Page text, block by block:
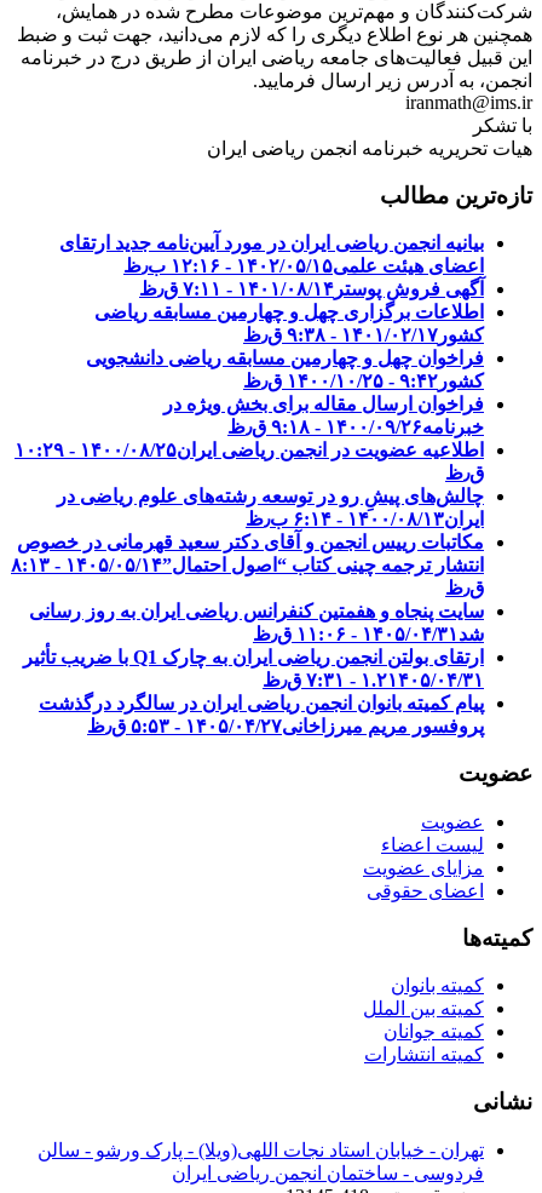
شرکت‌کنندگان و مهم‌ترین موضوعات مطرح شده در همایش،
همچنین هر نوع اطلاع دیگری را که لازم می‌دانید، جهت ثبت و ضبط
این قبیل فعالیت‌های جامعه ریاضی ایران از طریق درج در خبرنامه
انجمن، به آدرس زیر ارسال فرمایید.
iranmath@ims.ir
با تشکر
هیات تحریریه خبرنامه انجمن ریاضی ایران
تازه‌ترین مطالب
بیانیه انجمن ریاضی ایران در مورد آیین‌نامه جدید ارتقای
اعضای هیئت علمی۱۴۰۲/۰۵/۱۵ - ۱۲:۱۶ ب٫ظ
آگهی فروش پوستر ۱۴۰۱/۰۸/۱۴ - ۷:۱۱ ق٫ظ
اطلاعات برگزاری چهل و چهارمین مسابقه ریاضی
کشور ۱۴۰۱/۰۲/۱۷ - ۹:۳۸ ق٫ظ
فراخوان چهل و چهارمین مسابقه ریاضی دانشجویی
کشور‎‎ ۱۴۰۰/۱۰/۲۵ - ۹:۴۲ ق٫ظ
فراخوان ارسال مقاله برای بخش ویژه در
خبرنامه۱۴۰۰/۰۹/۲۶ - ۹:۱۸ ق٫ظ
اطلاعیه عضویت در انجمن ریاضی ایران
۱۴۰۰/۰۸/۲۵ - ۱۰:۲۹
ق٫ظ
چالش‌های پیشِ رو در توسعه رشته‌های علوم ریاضی در
ایران۱۴۰۰/۰۸/۱۳ - ۶:۱۴ ب٫ظ
مکاتبات رییس انجمن و آقای دکتر سعید قهرمانی در خصوص
انتشار ترجمه چینی کتاب “اصول احتمال”
۱۴۰۵/۰۵/۱۴ - ۸:۱۳
ق٫ظ
سایت پنجاه و هفمتین کنفرانس ریاضی ایران به روز رسانی
شد۱۴۰۵/۰۴/۳۱ - ۱۱:۰۶ ق٫ظ
ارتقای بولتن انجمن ریاضی ایران به چارک Q1 با ضریب تأثیر
۱.۲۱۴۰۵/۰۴/۳۱ - ۷:۳۱ ق٫ظ
پیام کمیته بانوان انجمن ریاضی ایران در سالگرد درگذشت
پروفسور مریم میرزاخانی۱۴۰۵/۰۴/۲۷ - ۵:۵۳ ق٫ظ
عضویت
عضویت
لیست اعضاء
مزایای عضویت
اعضای حقوقی
کمیته‌ها
کمیته بانوان
کمیته بین الملل
کمیته جوانان
کمیته انتشارات
نشانی
تهران - خیابان استاد نجات اللهی(ویلا) - پارک ورشو - سالن
فردوسی - ساختمان انجمن ریاضی ایران